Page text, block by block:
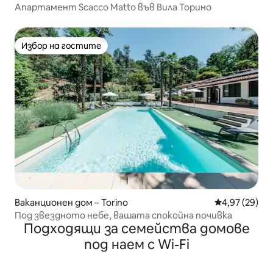
Апартамент Scacco Matto във Вила Торино
Избор на гостите
Избор на гостите
Ваканционен дом – Torino Средна
4,97 (29)
Под звездното небе, вашата спокойна почивка
Подходящи за семейства домове
под наем с Wi-Fi